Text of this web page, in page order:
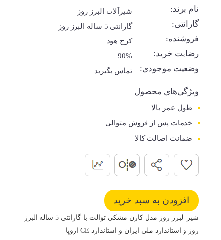
نام برند: شیرآلات البرز روز
گارانتی: گارانتی 5 ساله البرز روز
فروشنده: کرج هود
رضایت خرید: 90%
وضعیت موجودی: تماس بگیرید
ویژگی‌های محصول
طول عمر بالا
خدمات پس از فروش متوالی
ضمانت اصالت کالا
شیر البرز روز مدل کارن مشکی توالت با گارانتی 5 ساله البرز
روز و استاندارد ملی ایران و استاندارد CE اروپا